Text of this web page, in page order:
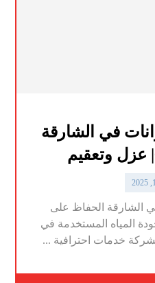
في الشارقة
الشارقة الحفاظ على
المياه المستخدمة في
خدمات احترافية ...